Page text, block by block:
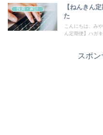
投資・家計
【ねんきん
た
こんにちは、み
ん定期便】ハガ
スポン